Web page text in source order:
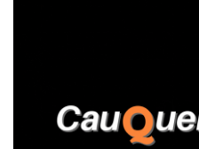
trabajadores, el edil descendió
confrontación, la habría tomado
suelo y agredido con golpes de